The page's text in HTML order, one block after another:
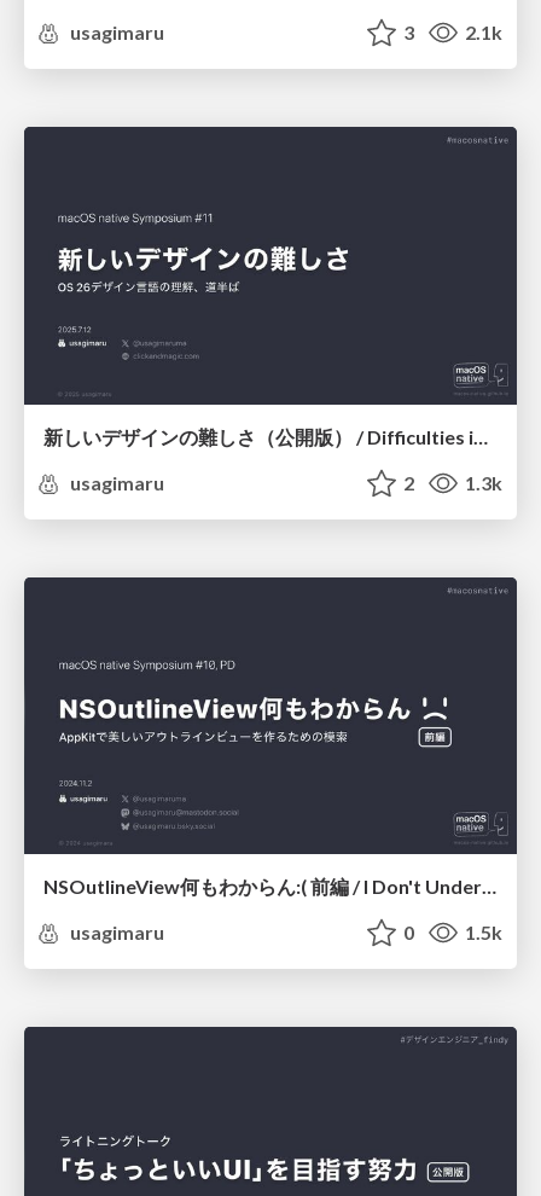
usagimaru
3 2.1k
usagimaru
2 1.3k
NSOutlineView何もわからん:( 前編 / I Don't Understand About NSOutlineView :( Pt. 1
usagimaru
0 1.5k